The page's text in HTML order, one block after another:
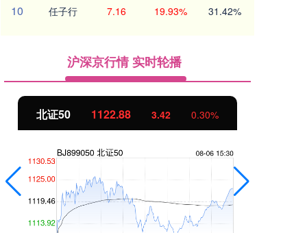
10 任子行 7.16 19.93% 31.42%
沪深京行情 实时轮播
北证50 1122.88 3.42 0.30%